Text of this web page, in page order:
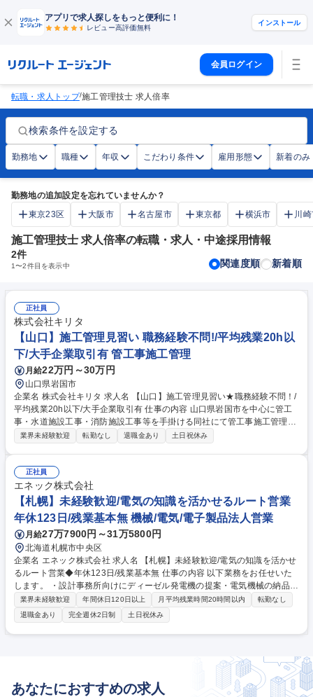
アプリで求人探しをもっと便利に！
レビュー高評価無料
インストール
会員ログイン
転職・求人トップ/施工管理技士 求人倍率
検索条件を設定する
勤務地 職種 年収 こだわり条件 雇用形態 新着のみ
勤務地の追加設定を忘れていませんか？
東京23区
大阪市 名古屋市 東京都 横浜市 川
施工管理技士 求人倍率の転職・求人・中途採用情報
2件
1〜2件目を表示中 関連度順 新着順
正社員
株式会社キリタ
【山口】施工管理見習い 職務経験不問!/平均残業20h以
下/大手企業取引有 管工事施工管理
月給22万円～30万円
山口県岩国市
企業名 株式会社キリタ 求人名 【山口】施工管理見習い★職務経験不問！/
平均残業20h以下/大手企業取引有 仕事の内容 山口県岩国市を中心に管工
事・水道施設工事・消防施設工事等を手掛ける同社にて管工事施工管理見
習いとして、先輩社員の現場にて1から業務を学んでいただきます。 現場
知っていただき、 その後施工計画、実行予算の作成並びに現場代理人とし
て現場管理、作業監督等の施工管理業務をお任せします。 募集職種 【山
口】施工管理見習い★職務経験不問！/平均残業20h以下/大手企業取引有
業界未経験歓迎 転勤なし 退職金あり 土日祝休み
正社員
エネック株式会社
【札幌】未経験歓迎/電気の知識を活かせるルート営業
年休123日/残業基本無 機械/電気/電子製品法人営業
月給27万7900円～31万5800円
北海道札幌市中央区
企業名 エネック株式会社 求人名 【札幌】未経験歓迎/電気の知識を活かせ
るルート営業◆年休123日/残業基本無 仕事の内容 以下業務をお任せいた
します。 ・設計事務所向けにディーゼル発電機の提案・電気機械の納品に
伴う現場立ち合い・納品後の相談対応など技術的フォロー 【未経験でも成
果を出せる100％ルート営業です！】 ニーズの高い商品のため、すぐに成
果を出せます！ ◎ 商材知識は入社後に少しずつ覚えればOK！ ◎ 最初は
先輩に同行して、一緒に学ぶところからスタート。営業未経験でもOKで
業界未経験歓迎 年間休日120日以上 月平均残業時間20時間以内
転勤なし
退職金あり
完全週休2日制 土日祝休み
あなたにおすすめの求人